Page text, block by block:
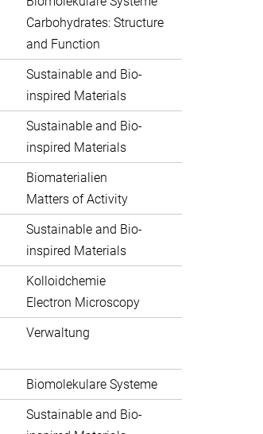
Carbohydrates: Structure
and Function
Sustainable and Bio-
inspired Materials
Sustainable and Bio-
inspired Materials
Biomaterialien
Matters of Activity
Sustainable and Bio-
inspired Materials
Kolloidchemie
Electron Microscopy
Verwaltung
Biomolekulare Systeme
Sustainable and Bio-